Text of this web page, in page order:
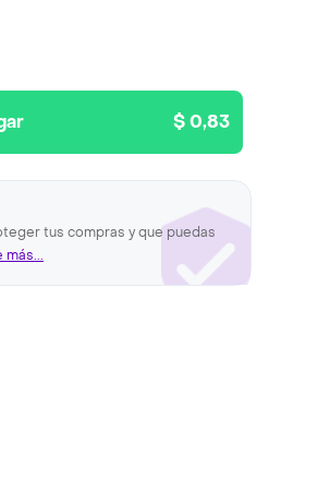
$ 0,83
tus compras y que puedas
más...